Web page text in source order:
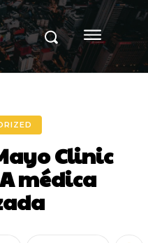
Clinic
médica